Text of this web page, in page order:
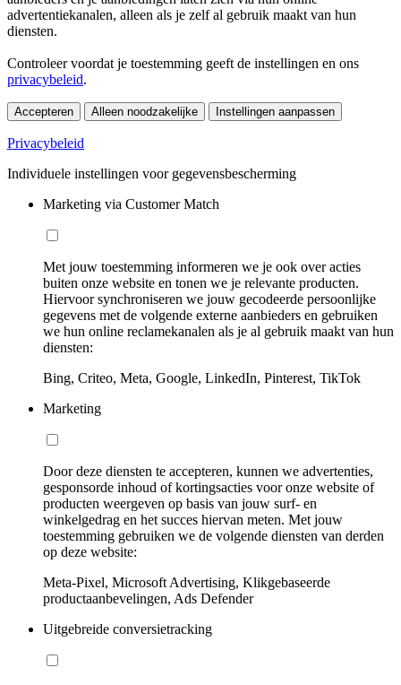
advertentiekanalen, alleen als je zelf al gebruik maakt van hun
diensten.
Controleer voordat je toestemming geeft de instellingen en ons
privacybeleid.
Accepteren Alleen noodzakelijke Instellingen aanpassen
Privacybeleid
Individuele instellingen voor gegevensbescherming
Marketing via Customer Match
Met jouw toestemming informeren we je ook over acties
buiten onze website en tonen we je relevante producten.
Hiervoor synchroniseren we jouw gecodeerde persoonlijke
gegevens met de volgende externe aanbieders en gebruiken
we hun online reclamekanalen als je al gebruik maakt van hun
diensten:
Bing, Criteo, Meta, Google, LinkedIn, Pinterest, TikTok
Marketing
Door deze diensten te accepteren, kunnen we advertenties,
gesponsorde inhoud of kortingsacties voor onze website of
producten weergeven op basis van jouw surf- en
winkelgedrag en het succes hiervan meten. Met jouw
toestemming gebruiken we de volgende diensten van derden
op deze website:
Meta-Pixel, Microsoft Advertising, Klikgebaseerde
productaanbevelingen, Ads Defender
Uitgebreide conversietracking